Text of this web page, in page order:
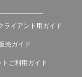
ライアント用ガイド
売ガイド
トご利用ガイド